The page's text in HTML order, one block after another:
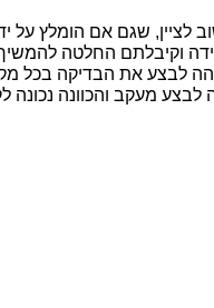
לציין, שגם אם הומלץ על
וקיבלתם החלטה
לבצע את הבדיקה בכל
לבצע מעקב והכוונה